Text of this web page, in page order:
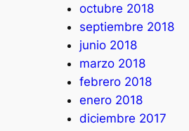
octubre 2018
septiembre 2018
junio 2018
marzo 2018
febrero 2018
enero 2018
diciembre 2017